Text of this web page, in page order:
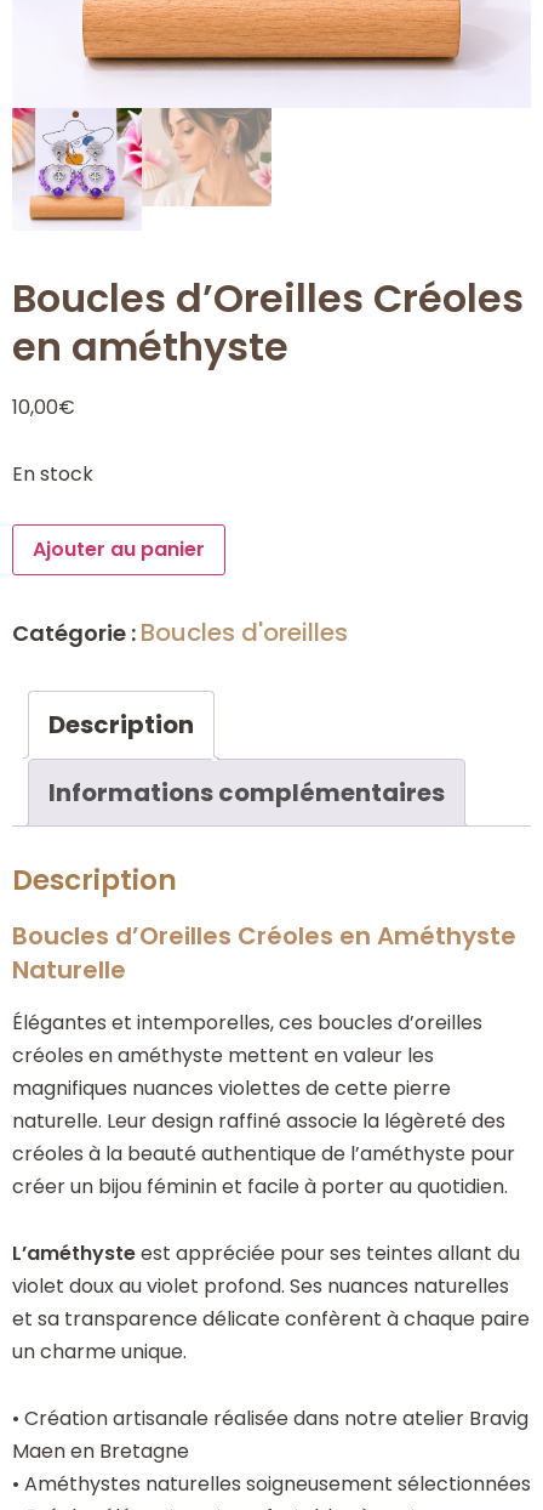
Boucles d’Oreilles Créoles
en améthyste
10,00€
En stock
Ajouter au panier
Catégorie : Boucles d'oreilles
Description
Informations complémentaires
Description
Boucles d’Oreilles Créoles en Améthyste
Naturelle
Élégantes et intemporelles, ces boucles d’oreilles
créoles en améthyste mettent en valeur les
magnifiques nuances violettes de cette pierre
naturelle. Leur design raffiné associe la légèreté des
créoles à la beauté authentique de l’améthyste pour
créer un bijou féminin et facile à porter au quotidien.
L’améthysteest appréciée pour ses teintes allant du
violet doux au violet profond. Ses nuances naturelles
et sa transparence délicate confèrent à chaque paire
un charme unique.
• Création artisanale réalisée dans notre atelier Bravig
Maen en Bretagne
• Améthystes naturelles soigneusement sélectionnées